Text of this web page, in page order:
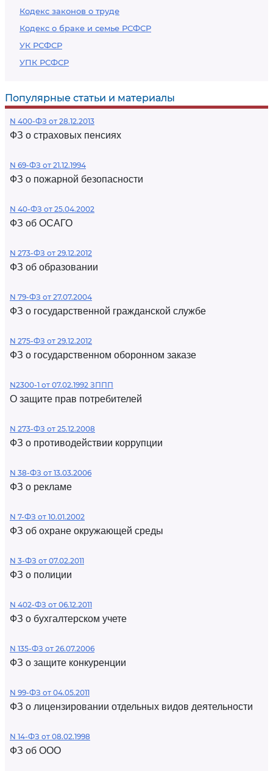
Кодекс законов о труде
Кодекс о браке и семье РСФСР
УК РСФСР
УПК РСФСР
Популярные статьи и материалы
N 400-ФЗ от 28.12.2013
ФЗ о страховых пенсиях
N 69-ФЗ от 21.12.1994
ФЗ о пожарной безопасности
N 40-ФЗ от 25.04.2002
ФЗ об ОСАГО
N 273-ФЗ от 29.12.2012
ФЗ об образовании
N 79-ФЗ от 27.07.2004
ФЗ о государственной гражданской службе
N 275-ФЗ от 29.12.2012
ФЗ о государственном оборонном заказе
N2300-1 от 07.02.1992 ЗППП
О защите прав потребителей
N 273-ФЗ от 25.12.2008
ФЗ о противодействии коррупции
N 38-ФЗ от 13.03.2006
ФЗ о рекламе
N 7-ФЗ от 10.01.2002
ФЗ об охране окружающей среды
N 3-ФЗ от 07.02.2011
ФЗ о полиции
N 402-ФЗ от 06.12.2011
ФЗ о бухгалтерском учете
N 135-ФЗ от 26.07.2006
ФЗ о защите конкуренции
N 99-ФЗ от 04.05.2011
ФЗ о лицензировании отдельных видов деятельности
N 14-ФЗ от 08.02.1998
ФЗ об ООО